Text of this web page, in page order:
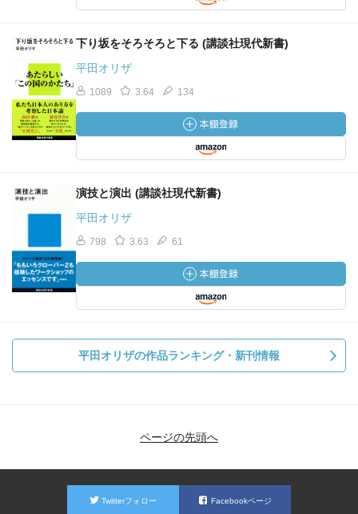
下り坂をそろそろと下る (講談社現代新書)
平田オリザ
1089 3.64 134
演技と演出 (講談社現代新書)
平田オリザ
798 3.63 61
平田オリザの作品ランキング・新刊情報
ページの先頭へ
Twitterフォロー Facebookページ